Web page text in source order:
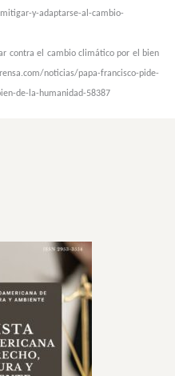
y-adaptarse-al-cambio-
contra el cambio climático por el bien
noticias/papa-francisco-pide-
de-la-humanidad-58387